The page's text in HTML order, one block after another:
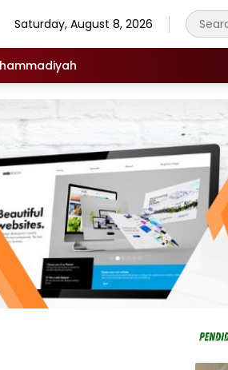
Saturday, August 8, 2026